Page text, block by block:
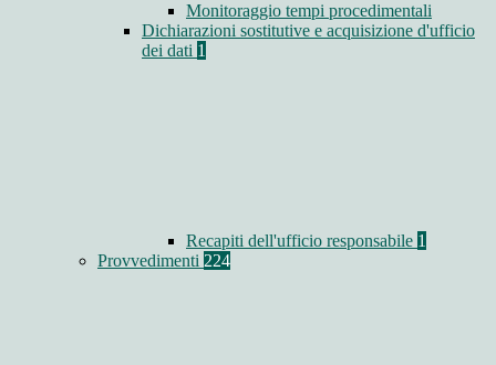
Monitoraggio tempi procedimentali
Dichiarazioni sostitutive e acquisizione d'ufficio
dei dati 1
Recapiti dell'ufficio responsabile 1
Provvedimenti 224